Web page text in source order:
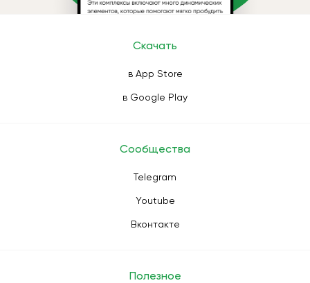
Скачать
в App Store
в Google Play
Сообщества
Telegram
Youtube
Вконтакте
Полезное